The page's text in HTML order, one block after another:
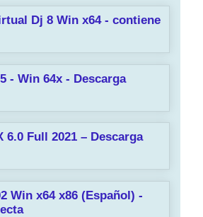
Dj 8 Win x64 - contiene
- Win 64x - Descarga
6.0 Full 2021 – Descarga
Win x64 x86 (Español) -